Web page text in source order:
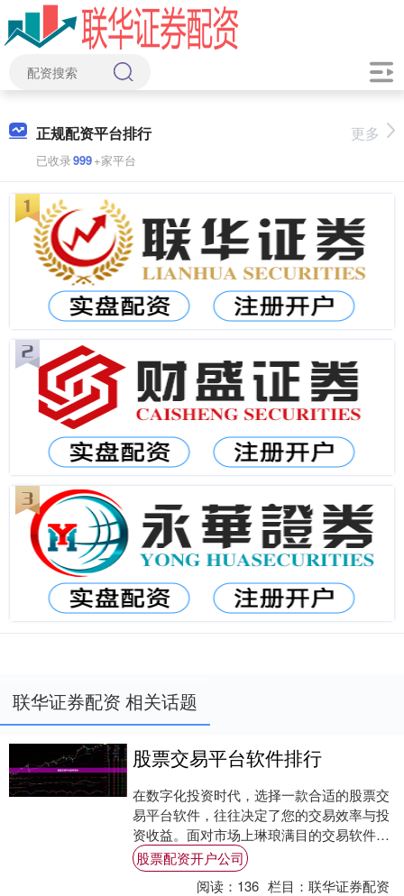
正规配资平台排行
已收录999+家平台
更多
联华证券配资 相关话题
股票交易平台软件排行
在数字化投资时代，选择一款合适的股票交
易平台软件，往往决定了您的交易效率与投
资收益。面对市场上琳琅满目的交易软件股
票配资开户公司，投资者常常感到眼花缭
乱。为了帮....
股票配资开户公司
阅读： 136 栏目：联华证券配资